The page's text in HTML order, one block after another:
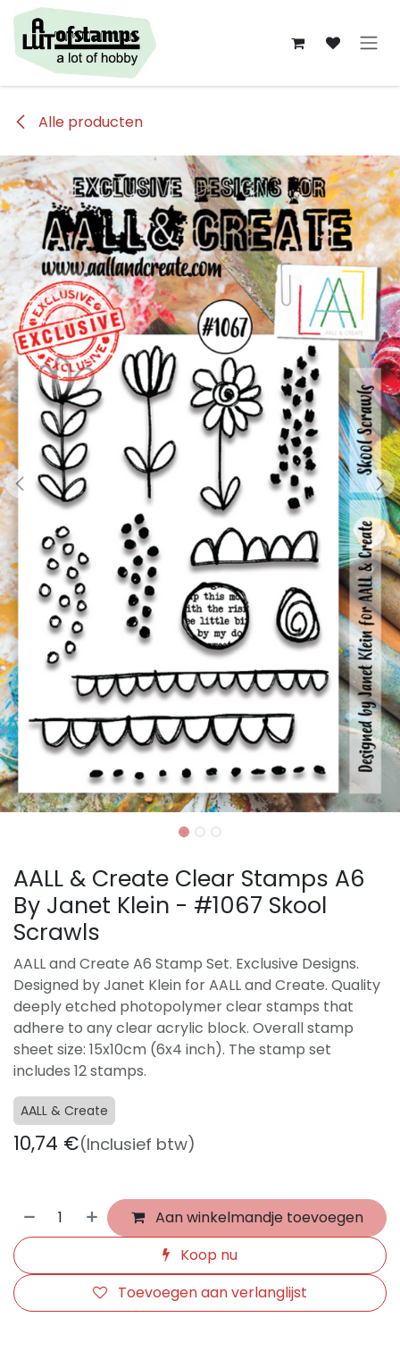
Overslaan naar inhoud
Alle producten
AALL & Create Clear Stamps A6
By Janet Klein - #1067 Skool
Scrawls
AALL and Create A6 Stamp Set. Exclusive Designs.
Designed by Janet Klein for AALL and Create. Quality
deeply etched photopolymer clear stamps that
adhere to any clear acrylic block. Overall stamp
sheet size: 15x10cm (6x4 inch). The stamp set
includes 12 stamps.
AALL & Create
10,74 €(Inclusief btw)
Aan winkelmandje toevoegen
Koop nu
Toevoegen aan verlanglijst